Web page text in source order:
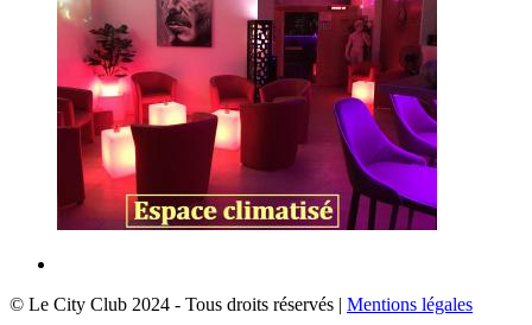
© Le City Club 2024 - Tous droits réservés | Mentions légales